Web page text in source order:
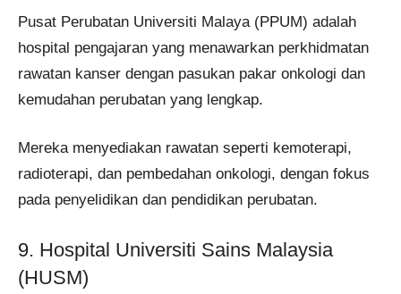
Pusat Perubatan Universiti Malaya (PPUM) adalah
hospital pengajaran yang menawarkan perkhidmatan
rawatan kanser dengan pasukan pakar onkologi dan
kemudahan perubatan yang lengkap.
Mereka menyediakan rawatan seperti kemoterapi,
radioterapi, dan pembedahan onkologi, dengan fokus
pada penyelidikan dan pendidikan perubatan.
9. Hospital Universiti Sains Malaysia
(HUSM)